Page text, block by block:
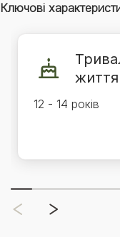
Ключові
життя
12 - 14 років